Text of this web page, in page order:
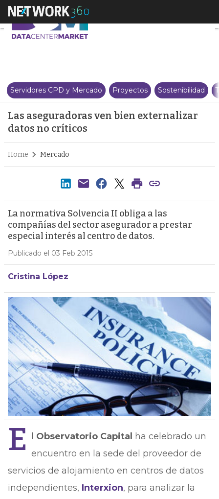
Las aseguradoras ven bien
Servidores CPD y Mercado Proyectos Sostenibilidad
Las aseguradoras ven bien externalizar
datos no críticos
Home Mercado
La normativa Solvencia II obliga a las
compañías del sector asegurador a prestar
especial interés al centro de datos.
Publicado el 03 Feb 2015
Cristina López
E Observatorio Capital
ha celebrado un
encuentro en la sede del proveedor de
servicios de alojamiento en centros de datos
independientes, Interxion, para analizar la